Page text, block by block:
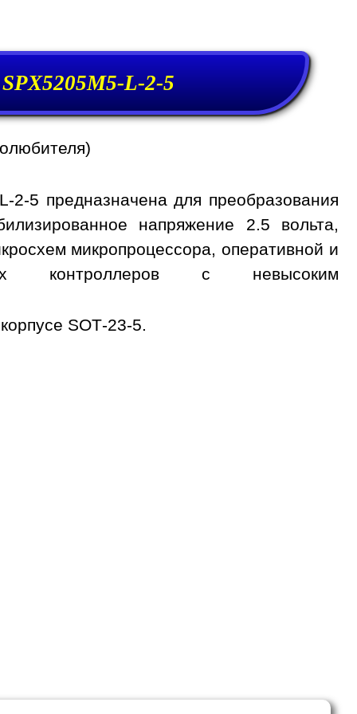
L-2-5
2-5 предназначена для преобразования
напряжение 2.5 вольта,
микропроцессора, оперативной и
контроллеров с невысоким
SOT-23-5.